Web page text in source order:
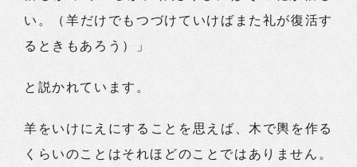
い。（羊だけでもつづけていけばまた礼が復活す
るときもあろう）」
と説かれています。
羊をいけにえにすることを思えば、木で輿を作る
くらいのことはそれほどのことではありません。